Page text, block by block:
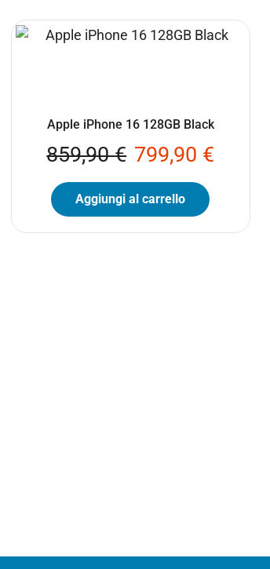
Apple iPhone 16 128GB Black
859,90€ 799,90 €
Aggiungi al carrello